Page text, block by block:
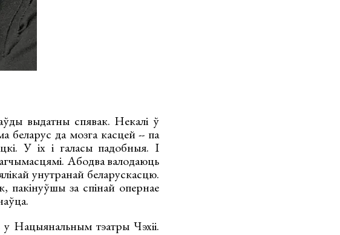
выдатны спявак. Некалі ў
беларус да мозга касцей -- па
У іх і галасы падобныя. І
Абодва валодаюць
унутранай беларускасцю.
пакінуўшы за спінай опернае
Нацыянальным тэатры Чэхіі.